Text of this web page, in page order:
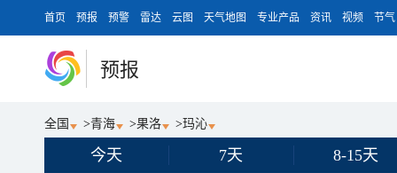
首页 预报 预警 雷达 云图 天气地图 专业产品 资讯 视频 节气
预报
全国 >青海 >果洛 >玛沁
今天 7天 8-15天